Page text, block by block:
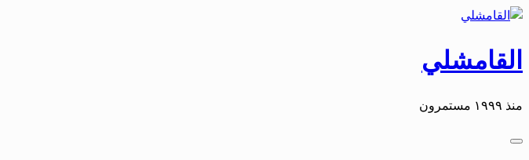
القامشلي
منذ ١٩٩٩ مستمرون